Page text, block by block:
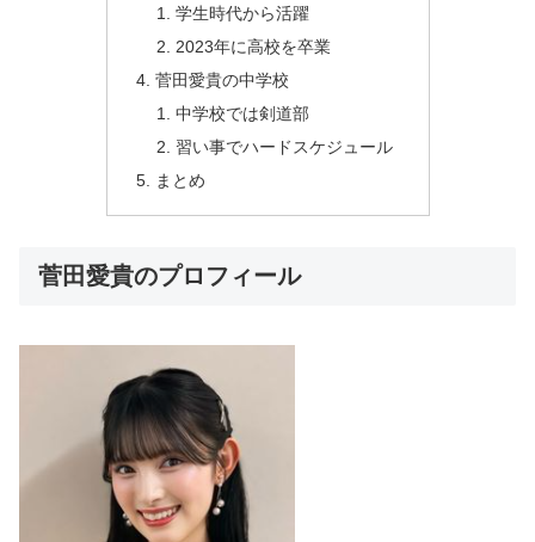
学生時代から活躍
2023年に高校を卒業
菅田愛貴の中学校
中学校では剣道部
習い事でハードスケジュール
まとめ
菅田愛貴のプロフィール